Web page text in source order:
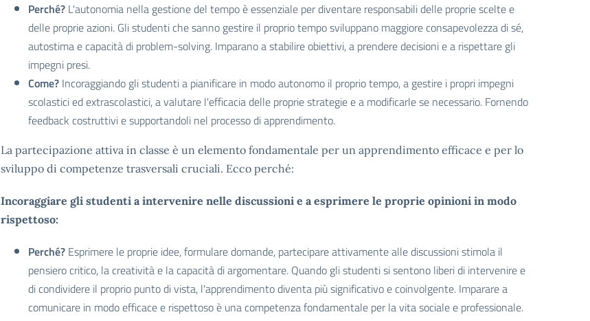
Perché? L'autonomia nella gestione del tempo è essenziale per diventare responsabili delle proprie scelte e
delle proprie azioni. Gli studenti che sanno gestire il proprio tempo sviluppano maggiore consapevolezza di sé,
autostima e capacità di problem-solving. Imparano a stabilire obiettivi, a prendere decisioni e a rispettare gli
impegni presi.
Come? Incoraggiando gli studenti a pianificare in modo autonomo il proprio tempo, a gestire i propri impegni
scolastici ed extrascolastici, a valutare l'efficacia delle proprie strategie e a modificarle se necessario. Fornendo
feedback costruttivi e supportandoli nel processo di apprendimento.
La partecipazione attiva in classe è un elemento fondamentale per un apprendimento efficace e per lo
sviluppo di competenze trasversali cruciali. Ecco perché:
Incoraggiare gli studenti a intervenire nelle discussioni e a esprimere le proprie opinioni in modo
rispettoso:
Perché? Esprimere le proprie idee, formulare domande, partecipare attivamente alle discussioni stimola il
pensiero critico, la creatività e la capacità di argomentare. Quando gli studenti si sentono liberi di intervenire e
di condividere il proprio punto di vista, l'apprendimento diventa più significativo e coinvolgente. Imparare a
comunicare in modo efficace e rispettoso è una competenza fondamentale per la vita sociale e professionale.